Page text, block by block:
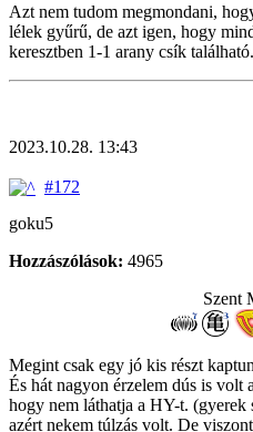
Azt nem tudom megmondani,
lélek gyűrű, de azt igen, hogy
keresztben 1-1 arany csík található.
2023.10.28. 13:43
#172
goku5
Hozzászólások: 4965
Szent
Megint csak egy jó kis részt
És hát nagyon érzelem dús is volt
hogy nem láthatja a HY-t.
azért nekem túlzás volt. De